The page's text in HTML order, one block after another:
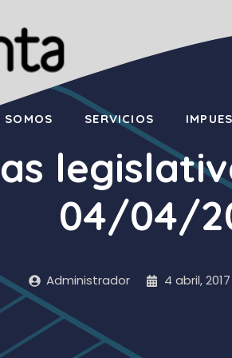
SOMOS SERVICIOS
04/04/
Administrador 4 abril, 2017